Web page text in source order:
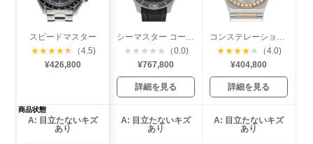
スピードマスター
★★★★★
（4.5)
¥426,800
★ ★ ★ ★ ★
（0.0)
¥767,800
詳細を見る
★★★★ ★
（4.0)
¥404,800
詳細を見る
商品状態
A: 目立たないキズ
あり
A: 目立たないキズ
あり
A: 目立たないキズ
あり